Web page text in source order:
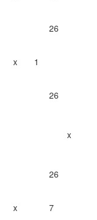
26
x 1
26
x
26
x 7